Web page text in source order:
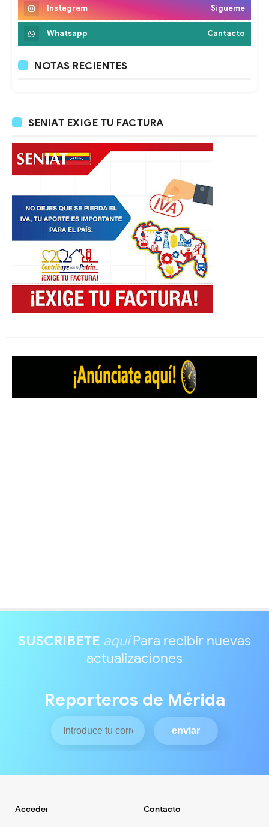
Instagram Sigueme
Whatsapp Cantacto
NOTAS RECIENTES
SENIAT EXIGE TU FACTURA
SUSCRIBETE aquíPara recibir nuevas
actualizaciones
Reporteros de Mérida
Acceder Contacto